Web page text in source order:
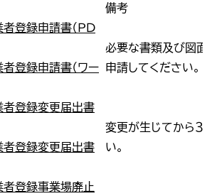
備考
登録申請書（ＰＤ
登録申請書（ワー
必要な書類及び図面
申請してください。
登録変更届出書
登録変更届出書
変更が生じてから３
い。
登録事業場廃止